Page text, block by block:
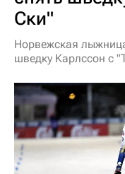
Ски"
Норвежская
шведку Карлссон с